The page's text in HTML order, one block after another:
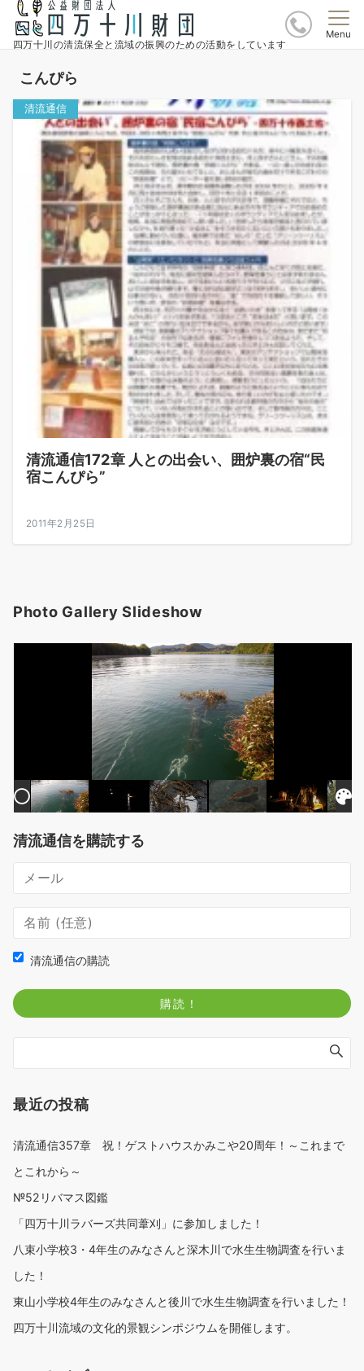
四万十川の清流保全と流域の振興のための活動をしています
Menu
こんぴら
清流通信
清流通信172章 人との出会い、囲炉裏の宿“民
宿こんぴら”
2011年2月25日
Photo Gallery Slideshow
清流通信を購読する
清流通信の購読
最近の投稿
清流通信357章 祝！ゲストハウスかみこや20周年！～これまで
とこれから～
№52リバマス図鑑
「四万十川ラバーズ共同葦刈」に参加しました！
八束小学校3・4年生のみなさんと深木川で水生生物調査を行いま
した！
東山小学校4年生のみなさんと後川で水生生物調査を行いました！
四万十川流域の文化的景観シンポジウムを開催します。